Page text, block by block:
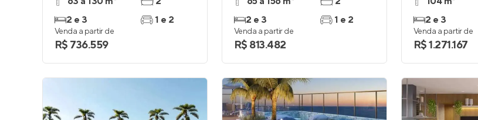
2 e 3
1 e 2
Venda a partir de
R$ 736.559
2 e 3
1 e 2
Venda a partir de
R$ 813.482
2 e 3
Venda a partir de
R$ 1.271.167